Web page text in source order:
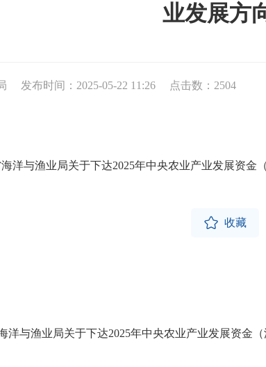
业发展方
发布时间：2025-05-22 11:26 点击数： 2504
与渔业局关于下达2025年中央农业产业发展资金（
 收藏
洋与渔业局关于下达2025年中央农业产业发展资金